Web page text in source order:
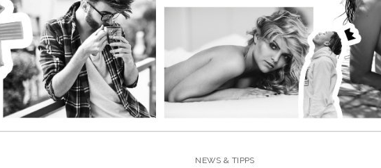
NEWS & TIPPS